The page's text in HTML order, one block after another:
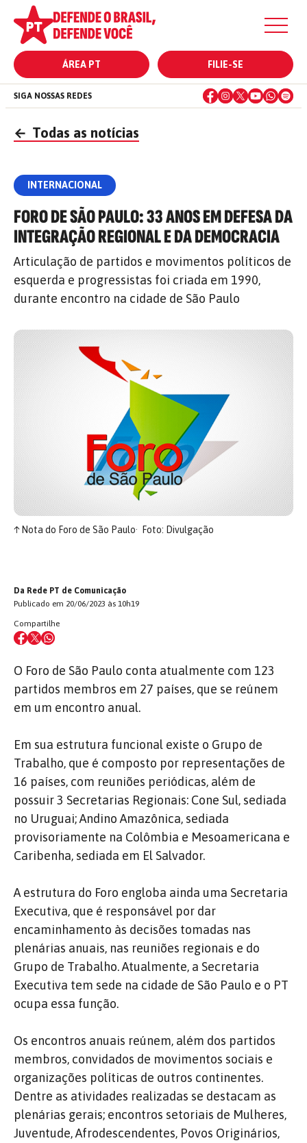
ÁREA PT FILIE-SE
SIGA NOSSAS REDES
← Todas as notícias
INTERNACIONAL
FORO DE SÃO PAULO: 33 ANOS EM DEFESA DA
INTEGRAÇÃO REGIONAL E DA DEMOCRACIA
Articulação de partidos e movimentos políticos de
esquerda e progressistas foi criada em 1990,
durante encontro na cidade de São Paulo
↑Nota do Foro de São Paulo Foto: Divulgação
Da Rede PT de Comunicação
Publicado em 20/06/2023 às 10h19
Compartilhe
O Foro de São Paulo conta atualmente com 123
partidos membros em 27 países, que se reúnem
em um encontro anual.
Em sua estrutura funcional existe o Grupo de
Trabalho, que é composto por representações de
16 países, com reuniões periódicas, além de
possuir 3 Secretarias Regionais: Cone Sul, sediada
no Uruguai; Andino Amazônica, sediada
provisoriamente na Colômbia e Mesoamericana e
Caribenha, sediada em El Salvador.
A estrutura do Foro engloba ainda uma Secretaria
Executiva, que é responsável por dar
encaminhamento às decisões tomadas nas
plenárias anuais, nas reuniões regionais e do
Grupo de Trabalho. Atualmente, a Secretaria
Executiva tem sede na cidade de São Paulo e o PT
ocupa essa função.
Os encontros anuais reúnem, além dos partidos
membros, convidados de movimentos sociais e
organizações políticas de outros continentes.
Dentre as atividades realizadas se destacam as
plenárias gerais; encontros setoriais de Mulheres,
Juventude, Afrodescendentes, Povos Originários,